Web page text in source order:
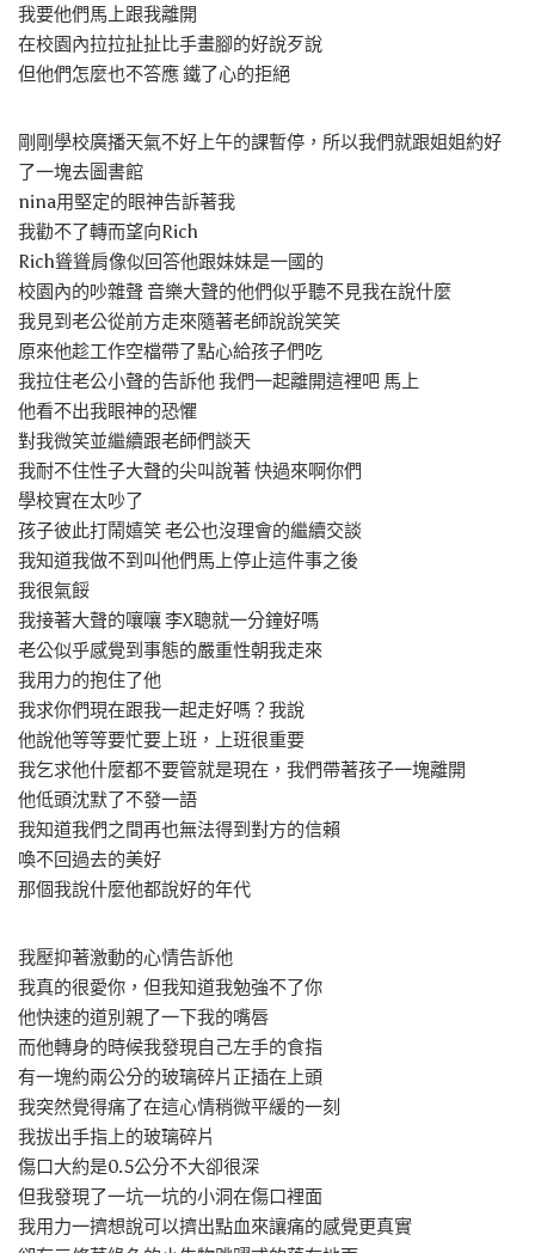
我要他們馬上跟我離開
在校園內拉拉扯扯比手畫腳的好說歹說
但他們怎麼也不答應 鐵了心的拒絕
剛剛學校廣播天氣不好上午的課暫停，所以我們就跟姐姐約好
了一塊去圖書館
nina用堅定的眼神告訴著我
我勸不了轉而望向Rich
Rich聳聳肩像似回答他跟妹妹是一國的
校園內的吵雜聲 音樂大聲的他們似乎聽不見我在說什麼
我見到老公從前方走來隨著老師說說笑笑
原來他趁工作空檔帶了點心給孩子們吃
我拉住老公小聲的告訴他 我們一起離開這裡吧 馬上
他看不出我眼神的恐懼
對我微笑並繼續跟老師們談天
我耐不住性子大聲的尖叫說著 快過來啊你們
學校實在太吵了
孩子彼此打鬧嬉笑 老公也沒理會的繼續交談
我知道我做不到叫他們馬上停止這件事之後
我很氣餒
我接著大聲的嚷嚷 李X聰就一分鐘好嗎
老公似乎感覺到事態的嚴重性朝我走來
我用力的抱住了他
我求你們現在跟我一起走好嗎？我說
他說他等等要忙要上班，上班很重要
我乞求他什麼都不要管就是現在，我們帶著孩子一塊離開
他低頭沈默了不發一語
我知道我們之間再也無法得到對方的信賴
喚不回過去的美好
那個我說什麼他都說好的年代
我壓抑著激動的心情告訴他
我真的很愛你，但我知道我勉強不了你
他快速的道別親了一下我的嘴唇
而他轉身的時候我發現自己左手的食指
有一塊約兩公分的玻璃碎片正插在上頭
我突然覺得痛了在這心情稍微平緩的一刻
我拔出手指上的玻璃碎片
傷口大約是0.5公分不大卻很深
但我發現了一坑一坑的小洞在傷口裡面
我用力一擠想說可以擠出點血來讓痛的感覺更真實